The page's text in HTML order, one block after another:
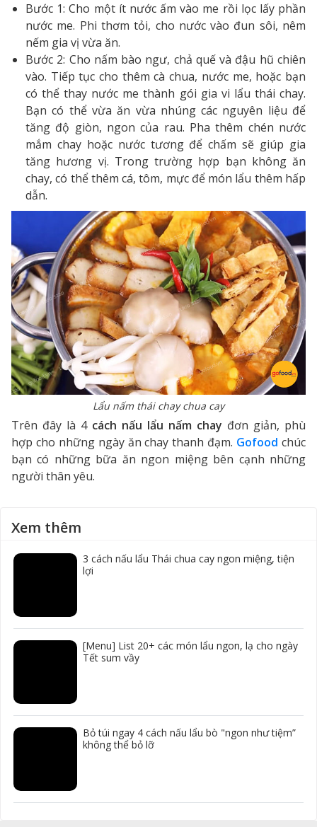
Bước 1: Cho một ít nước ấm vào me rồi lọc lấy phần
nước me. Phi thơm tỏi, cho nước vào đun sôi, nêm
nếm gia vị vừa ăn.
Bước 2: Cho nấm bào ngư, chả quế và đậu hũ chiên
vào. Tiếp tục cho thêm cà chua, nước me, hoặc bạn
có thể thay nước me thành gói gia vi lẩu thái chay.
Bạn có thể vừa ăn vừa nhúng các nguyên liệu để
tăng độ giòn, ngon của rau. Pha thêm chén nước
mắm chay hoặc nước tương để chấm sẽ giúp gia
tăng hương vị. Trong trường hợp bạn không ăn
chay, có thể thêm cá, tôm, mực để món lẩu thêm hấp
dẫn.
Lẩu nấm thái chay chua cay
Trên đây là 4 cách nấu lẩu nấm chay đơn giản, phù
hợp cho những ngày ăn chay thanh đạm. Gofood chúc
bạn có những bữa ăn ngon miệng bên cạnh những
người thân yêu.
Xem thêm
3 cách nấu lẩu Thái chua cay ngon miệng, tiện
lợi
[Menu] List 20+ các món lẩu ngon, lạ cho ngày
Tết sum vầy
Bỏ túi ngay 4 cách nấu lẩu bò "ngon như tiệm”
không thể bỏ lỡ